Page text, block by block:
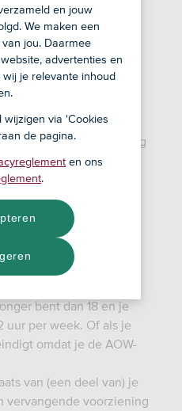
wettelijke vergoeding
vervangt.
ontslag via UWV of de
je contract voor
je in dienst was, dus
bent dan 18 en je
uur per week. Of als je
omdat je de AOW-
van (een deel van) je
vervangende voorziening
en jouw
We maken een
jou. Daarmee
advertenties en
je relevante inhoud
wijzigen via 'Cookies
de pagina.
en ons
.